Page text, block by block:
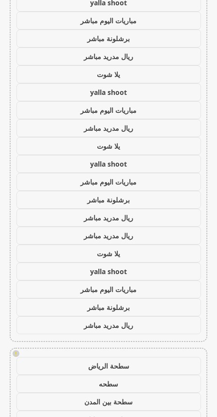
yalla shoot
مباريات اليوم مباشر
برشلونة مباشر
ريال مدريد مباشر
يلا شوت
yalla shoot
مباريات اليوم مباشر
ريال مدريد مباشر
يلا شوت
yalla shoot
مباريات اليوم مباشر
برشلونة مباشر
ريال مدريد مباشر
ريال مدريد مباشر
يلا شوت
yalla shoot
مباريات اليوم مباشر
برشلونة مباشر
ريال مدريد مباشر
!
سطحة الرياض
سطحه
سطحة بين المدن